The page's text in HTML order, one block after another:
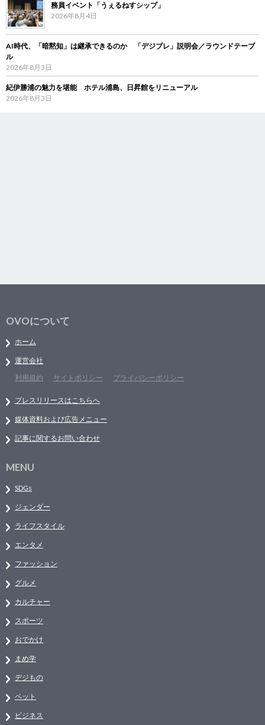
務員イベント「うぇるねすシップ」
2026年8月4日
AI時代、「暗黙知」は継承できるのか 「デジブレ」説明会／ラウンドテーブ
ル
2026年8月3日
紀伊勝浦の魅力を堪能 ホテル浦島、日昇館をリニューアル
2026年8月3日
OVOについて
ホーム
運営会社
利用規約
サイトポリシー プライバシーポリシー
プレスリリースはこちらへ
媒体資料および広告メニュー
記事に関するお問い合わせ
MENU
SDGs
ジェンダー
ライフスタイル
エンタメ
ファッション
グルメ
カルチャー
スポーツ
おでかけ
まめ学
デジもの
ペット
ビジネス